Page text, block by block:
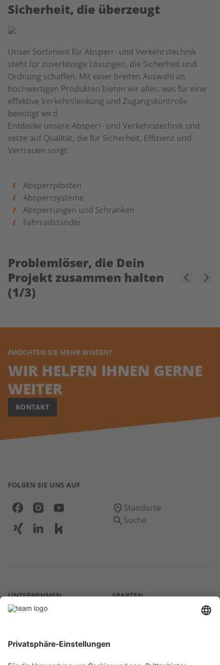
Sicherheit, die überzeugt
Unser Sortiment für Absperr- und Verkehrstechnik
steht für zuverlässige Lösungen, die Sicherheit und
Ordnung schaffen. Mit einer breiten Auswahl an
hochwertigen Produkten bieten wir alles, was für eine
effektive Verkehrslenkung und Zugangskontrolle
benötigt wird.
Entdecke unsere Absperr- und Verkehrstechnik und
setze auf Qualität, die für Sicherheit, Effizienz und
Vertrauen sorgt:
Absperrpfosten
Absperrsysteme
Absperrungen und Schranken
Fahrradständer
Problemlöser, die Dein
Projekt zusammen halten
(1/3)
MÖCHTEN SIE MEHR WISSEN?
WIR HELFEN IHNEN GERNE
WEITER
KONTAKT
FOLGEN SIE UNS AUF
Standorte
Suche
UNTERNEHMEN
Über uns
Karriere
SPARTEN